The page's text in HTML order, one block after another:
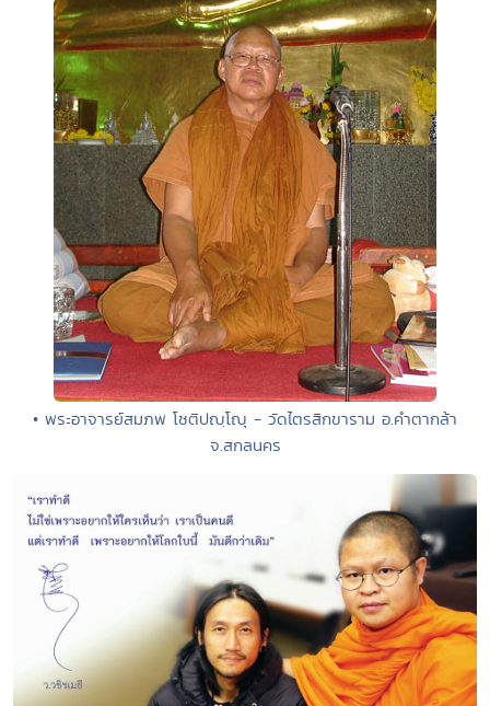
• พระอาจารย์สมภพ โชติปญฺโญุ - วัดไตรสิกขาราม อ.คำตากล้า
จ.สกลนคร